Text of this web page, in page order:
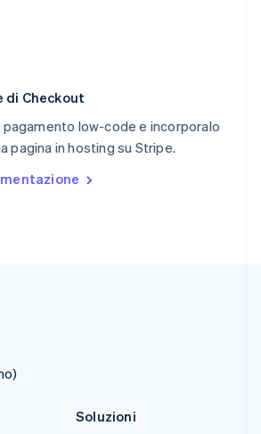
di Checkout
pagamento low-code e incorporalo
pagina in hosting su Stripe.
体中文
Soluzioni